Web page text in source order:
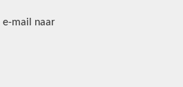
e-mail naar